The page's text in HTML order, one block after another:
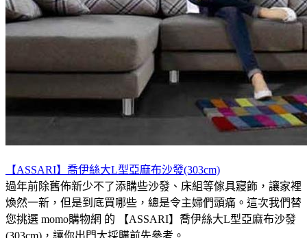
【ASSARI】喬伊絲大L型亞麻布沙發(303cm)
過年前除舊佈新少不了添購些沙發、床組等傢具寢飾，讓家裡
煥然一新，但是到底買哪些，總是令主婦們頭痛。這次我們替
您挑選 momo購物網 的 【ASSARI】喬伊絲大L型亞麻布沙發
(303cm)，讓你出門大採購前先參考。